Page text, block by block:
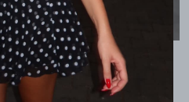
%100 KETEN CEPLİ ŞALVAR PANTOLON - Bej %100 KETEN SALAŞ GÖMLEK - Bej
₺ 2,099.99
₺ 1,469.99